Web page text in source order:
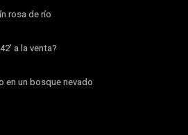
rosa de río
a la venta?
en un bosque nevado